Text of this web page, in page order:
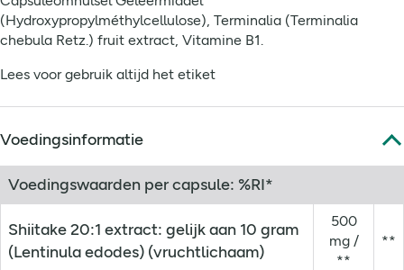
(Hydroxypropylméthylcellulose), Terminalia (Terminalia
chebula Retz.) fruit extract, Vitamine B1.
Lees voor gebruik altijd het etiket
Voedingsinformatie
Voedingswaarden per capsule: %RI*
Shiitake 20:1 extract: gelijk aan 10 gram
(Lentinula edodes) (vruchtlichaam)
500
mg /
**
**